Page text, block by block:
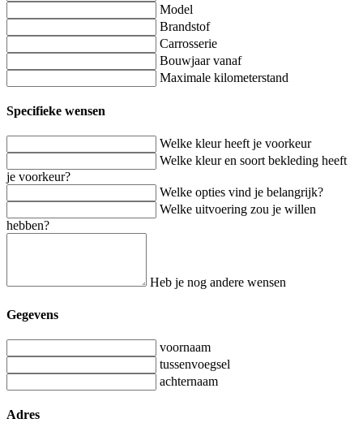
Model
Brandstof
Carrosserie
Bouwjaar vanaf
Maximale kilometerstand
Specifieke wensen
Welke kleur heeft je voorkeur
Welke kleur en soort bekleding heeft
je voorkeur?
Welke opties vind je belangrijk?
Welke uitvoering zou je willen
hebben?
Heb je nog andere wensen
Gegevens
voornaam
tussenvoegsel
achternaam
Adres